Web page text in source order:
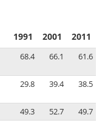
1991 2001 2011
68.4 66.1 61.6
29.8 39.4 38.5
49.3 52.7
49.7